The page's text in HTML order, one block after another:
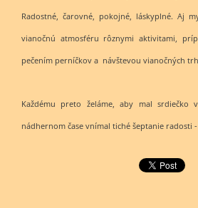
Radostné, čarovné, pokojné, láskyplné. Aj
vianočnú atmosféru rôznymi aktivitami,
pečením perníčkov a návštevou vianočných
Každému preto želáme, aby mal
nádhernom čase vnímal tiché šeptanie radosti -